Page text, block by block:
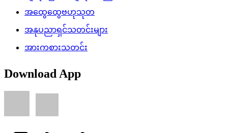
အထွေထွေဗဟုသုတ
အနုပညာရှင်သတင်းများ
အားကစားသတင်း
Download App